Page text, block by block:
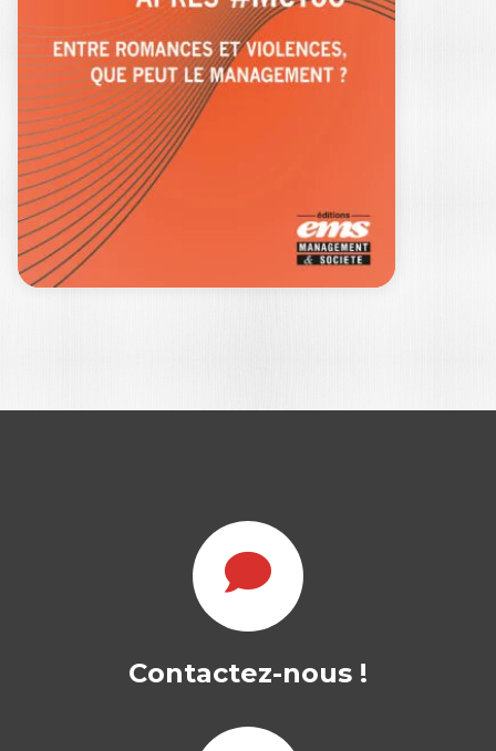
L’ENTREPRISE
APRÈS #MeToo
FRANÇOIS DE MARCH
CHRISTINE NOËL LEMAITRE|
Ouvrage labellisé FNEGE (2026),
Contactez-nous !